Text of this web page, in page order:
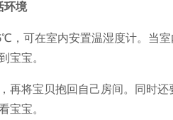
环境
，可在室内安置温湿度计。当
宝宝。
再将宝贝抱回自己房间。同时
宝宝。